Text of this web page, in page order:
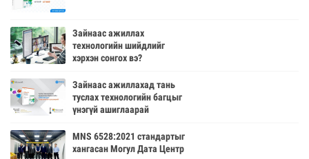
Зайнаас ажиллах
технологийн шийдлийг
хэрхэн сонгох вэ?
Зайнаас ажиллахад тань
туслах технологийн багцыг
үнэгүй ашиглаарай
MNS 6528:2021 стандартыг
хангасан Могул Дата Центр